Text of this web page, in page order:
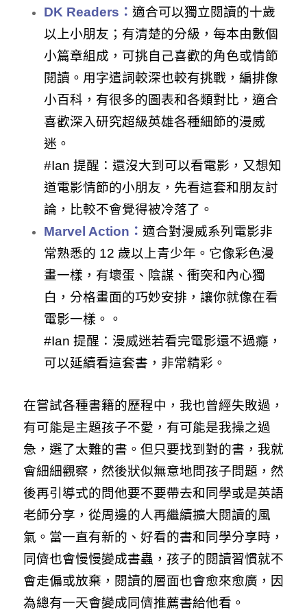
DK Readers： 適合可以獨立閱讀的十歲
以上小朋友；有清楚的分級，每本由數個
小篇章組成，可挑自己喜歡的角色或情節
閱讀。用字遣詞較深也較有挑戰，編排像
小百科，有很多的圖表和各類對比，適合
喜歡深入研究超級英雄各種細節的漫威
迷。
#Ian 提醒：還沒大到可以看電影，又想知
道電影情節的小朋友，先看這套和朋友討
論，比較不會覺得被冷落了。
Marvel Action： 適合對漫威系列電影非
常熟悉的 12 歲以上青少年。它像彩色漫
畫一樣，有壞蛋、陰謀、衝突和內心獨
白，分格畫面的巧妙安排，讓你就像在看
電影一樣。。
#Ian 提醒：漫威迷若看完電影還不過癮，
可以延續看這套書，非常精彩。
在嘗試各種書籍的歷程中，我也曾經失敗過，
有可能是主題孩子不愛， 有可能是我操之過
急，選了太難的書。但只要找到對的書，我就
會細細觀察，然後狀似無意地問孩子問題，然
後再引導式的問他要不要帶去和同學或是英語
老師分享，從周邊的人再繼續擴大閱讀的風
氣。當一直有新的、好看的書和同學分享時，
同儕也會慢慢變成書蟲，孩子的閱讀習慣就不
會走偏或放棄，閱讀的層面也會愈來愈廣，因
為總有一天會變成同儕推薦書給他看。